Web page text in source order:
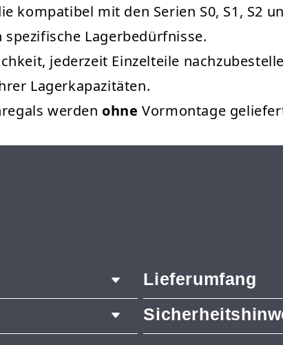
kompatibel mit den Serien S0, S1, S2
Lagerbedürfnisse.
jederzeit Einzelteile
Lagerkapazitäten.
werden ohne Vormontage
Lieferumfang
2x Pfosten 3028 mm